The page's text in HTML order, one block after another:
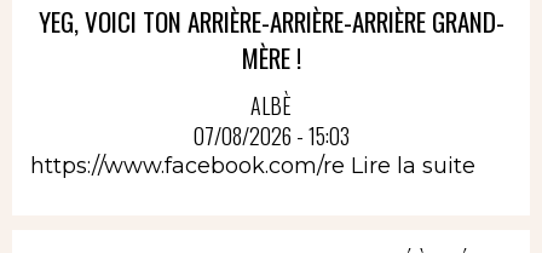
YEG, VOICI TON ARRIÈRE-ARRIÈRE-ARRIÈRE GRAND-
MÈRE !
ALBÈ
07/08/2026 - 15:03
https://www.facebook.com/re Lire la suite